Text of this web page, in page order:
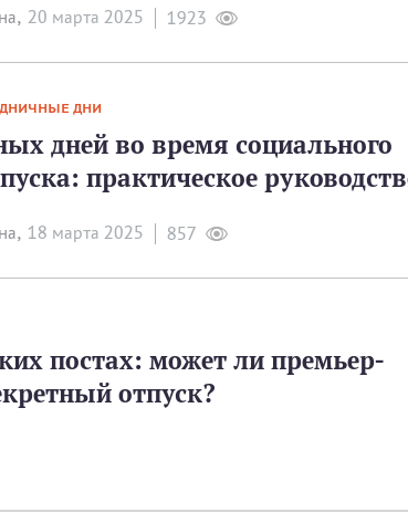
20 мартa 2025 1923
ДНИ
дней во время социального
практическое
18 мартa 2025 857
постах: может ли премьер-
отпуск?